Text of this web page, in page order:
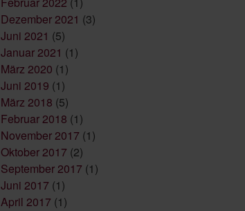
Dezember 2021 (3)
Juni 2021 (5)
Januar 2021 (1)
März 2020 (1)
Juni 2019 (1)
März 2018 (5)
Februar 2018 (1)
November 2017 (1)
Oktober 2017 (2)
September 2017 (1)
Juni 2017 (1)
April 2017 (1)